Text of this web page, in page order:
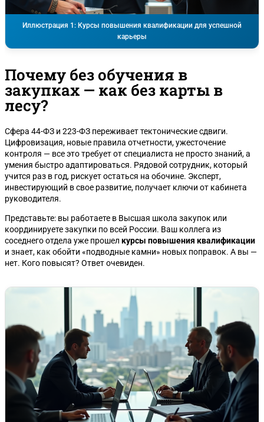
Иллюстрация 1: Курсы повышения квалификации для успешной
карьеры
Почему без обучения в
закупках — как без карты в
лесу?
Сфера 44-ФЗ и 223-ФЗ переживает тектонические сдвиги.
Цифровизация, новые правила отчетности, ужесточение
контроля — все это требует от специалиста не просто знаний, а
умения быстро адаптироваться. Рядовой сотрудник, который
учится раз в год, рискует остаться на обочине. Эксперт,
инвестирующий в свое развитие, получает ключи от кабинета
руководителя.
Представьте: вы работаете в Высшая школа закупок или
координируете закупки по всей России. Ваш коллега из
соседнего отдела уже прошел курсы повышения квалификации
и знает, как обойти «подводные камни» новых поправок. А вы —
нет. Кого повысят? Ответ очевиден.